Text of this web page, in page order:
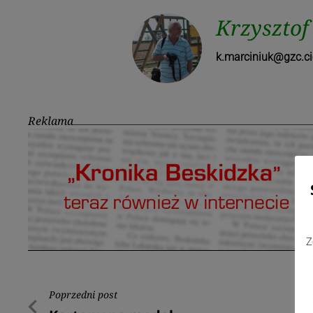
Reklama
Nawigacja
Poprzedni post